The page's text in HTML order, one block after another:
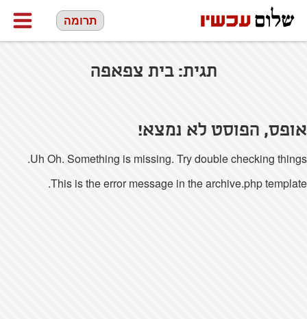
תרומה
תגית:בית צפאפה
אופס, הפוסט לא נמצא!
Uh Oh. Something is missing. Try double checking things.
This is the error message in the archive.php template.